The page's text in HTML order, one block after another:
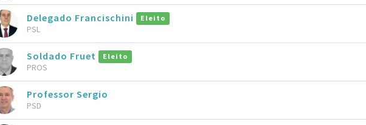
Delegado Francischini Eleito
PSL
Soldado Fruet Eleito
PROS
Professor Sergio
PSD